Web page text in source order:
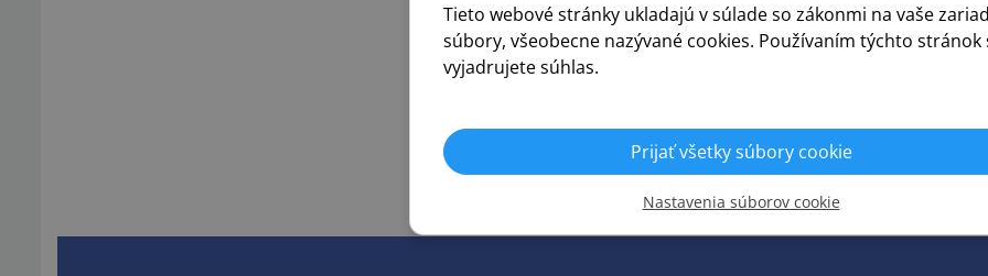
Zobraziť viac
Tieto webové stránky ukladajú v súlade so zákonmi na vaše
súbory, všeobecne nazývané cookies. Používaním týchto stránok
vyjadrujete súhlas.
Prijať všetky súbory cookie
Nastavenia súborov cookie